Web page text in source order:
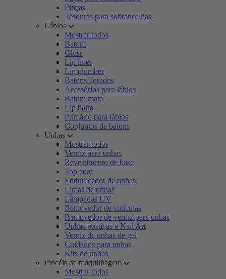
Pinças
Tesouras para sobrancelhas
Lábios
Mostrar todos
Batom
Gloss
Lip liner
Lip plumber
Batons líquidos
Acessórios para lábios
Batom mate
Lip balm
Primário para lábios
Conjuntos de batons
Unhas
Mostrar todos
Verniz para unhas
Revestimento de base
Top coat
Endurecedor de unhas
Limas de unhas
Lâmpadas UV
Removedor de cutículas
Removedor de verniz para unhas
Unhas postiças e Nail Art
Verniz de unhas de gel
Cuidados para unhas
Kits de unhas
Pincéis de maquilhagem
Mostrar todos